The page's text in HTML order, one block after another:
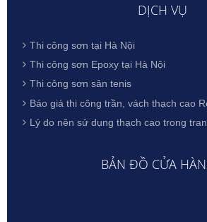
DỊCH VỤ
Thi công sơn tại Hà Nội
Thi công sơn Epoxy tại Hà Nội
Thi công sơn sân tenis
Báo giá thi công trần, vách thạch cao
Lý do nên sử dụng thạch cao trong
BẢN ĐỒ CỬA